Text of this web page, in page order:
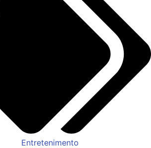
Entretenimento